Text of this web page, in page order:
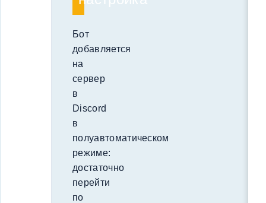
Бот
добавляется
на
сервер
в
Discord
в
полуавтоматическом
режиме:
достаточно
перейти
по